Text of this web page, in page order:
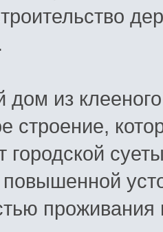
из
строение,
городской